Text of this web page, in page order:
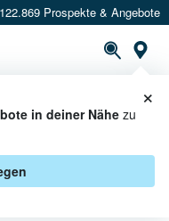
Prospekte & Angebote
in deiner Nähezu
×
-